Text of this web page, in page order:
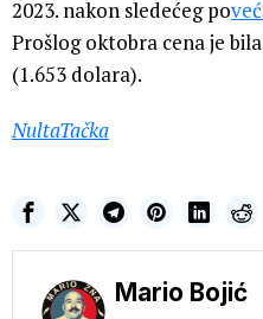
2023. nakon sledećeg po
Prošlog oktobra cena je
(1.653 dolara).
NultaTačka
Mario Bojić